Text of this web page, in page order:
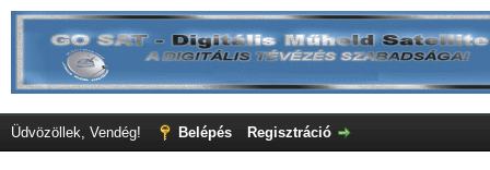
Üdvözöllek, Vendég! Belépés Regisztráció